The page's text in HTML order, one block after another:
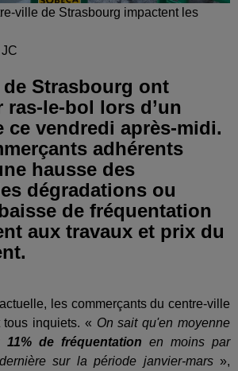
ville de Strasbourg impactent les
Strasbourg ont
ras-le-bol lors d’un
ce vendredi après-midi.
adhérents
hausse des
dégradations ou
de fréquentation
aux travaux et prix du
les commerçants du centre-ville
inquiets. « On sait qu'en moyenne
de fréquentation en moins par
sur la période janvier-mars»,